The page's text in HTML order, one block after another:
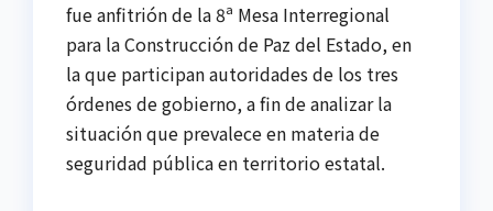
fue anfitrión de la 8ª Mesa Interregional
para la Construcción de Paz del Estado, en
la que participan autoridades de los tres
órdenes de gobierno, a fin de analizar la
situación que prevalece en materia de
seguridad pública en territorio estatal.